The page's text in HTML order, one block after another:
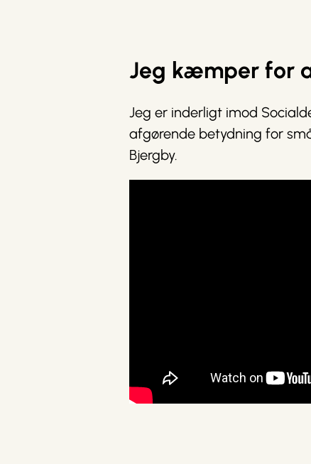
Jeg kæmper for
Jeg er inderligt imod
afgørende betydning for
Bjergby.